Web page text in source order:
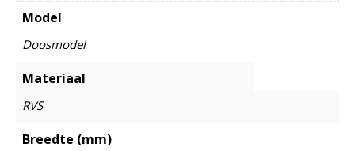
Model
Doosmodel
Materiaal
RVS
Breedte (mm)